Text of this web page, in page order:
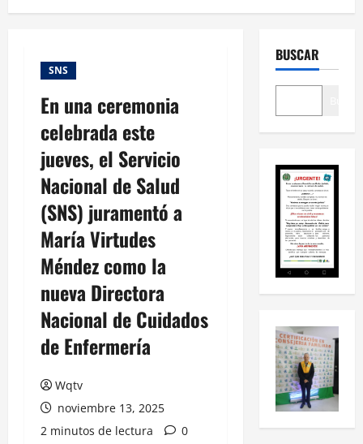
SNS
En una ceremonia
celebrada este
jueves, el Servicio
Nacional de Salud
(SNS) juramentó a
María Virtudes
Méndez como la
nueva Directora
Nacional de Cuidados
de Enfermería
Wqtv
noviembre 13, 2025
2 minutos de lectura
0
BUSCAR